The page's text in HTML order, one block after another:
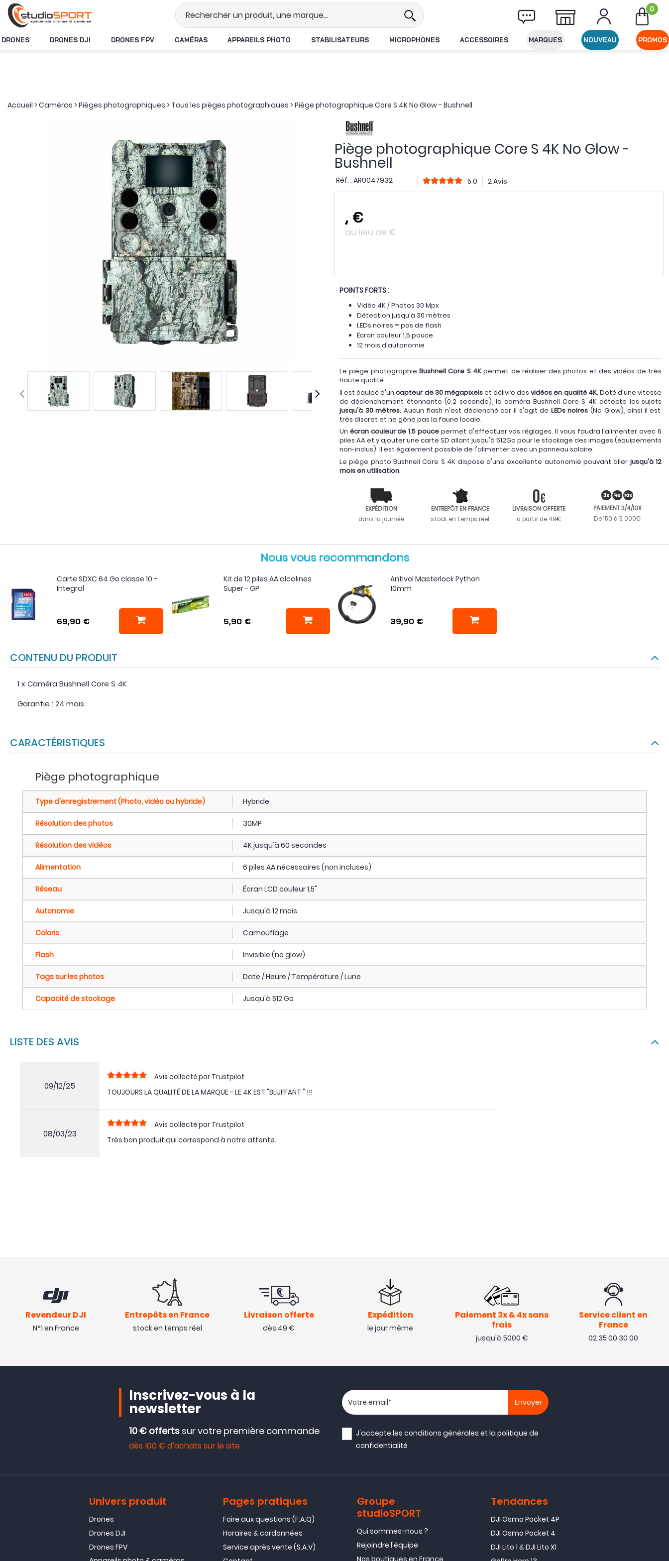
Stock en temps réel Livraison offerte dès 49€ d'achat 0
DRONES DRONES DJI DRONES FPV CAMÉRAS APPAREILS PHOTO STABILISATEURS MICROPHONES ACCESSOIRES MARQUES NOUVEAU PROMOS
Accueil >Caméras >Pièges photographiques > Tous les pièges photographiques >Piège photographique Core S 4K No Glow - Bushnell
Piège photographique Core S 4K No Glow -
Bushnell
Réf. : AR0047932 5.0 2 Avis
, €
au lieu de €
POINTS FORTS :
Vidéo 4K / Photos 30 Mpx
Détection jusqu'à 30 mètres
LEDs noires = pas de flash
Écran couleur 1,5 pouce
12 mois d'autonomie
Le piège photographie Bushnell Core S 4Kpermet de réaliser des photos et des vidéos de très
haute qualité.
Il est équipé d'uncapteur de 30 mégapixelset délivre desvidéos en qualité 4K. Doté d'une vitesse
de déclenchement étonnante (0,2 seconde), la caméra Bushnell Core S 4K détecte les sujets
jusqu'à 30 mètres. Aucun flash n'est déclenché car il s'agit de LEDs noires (No Glow), ainsi il est
très discret et ne gêne pas la faune locale.
Un écran couleur de 1,5 pouce permet d'effectuer vos réglages. Il vous faudra l'alimenter avec 6
piles AA et y ajouter une carte SD allant jusqu'à 512Go pour le stockage des images (équipements
non-inclus). Il est également possible de l'alimenter avec un panneau solaire.
Le piège photo Bushnell Core S 4K dispose d'une excellente autonomie pouvant aller jusqu'à 12
mois en utilisation.
EXPÉDITION
dans la journée
ENTREPÔT EN FRANCE
stock en temps réel
LIVRAISON OFFERTE
à partir de 49€
PAIEMENT 3/4/10X
De 150 à 5 000€
Nous vous recommandons
Carte SDXC 64 Go classe 10 -
Integral
69,90 €
Kit de 12 piles AA alcalines
Super - GP
5,90 €
Antivol Masterlock Python
10mm
39,90 €
CONTENU DU PRODUIT
1 x Caméra Bushnell Core S 4K
Garantie : 24 mois
CARACTÉRISTIQUES
Piège photographique
Type d'enregistrement (Photo, vidéo ou hybride) Hybride
Résolution des photos 30MP
Résolution des vidéos 4K jusqu'à 60 secondes
Alimentation 6 piles AA nécessaires (non incluses)
Réseau Écran LCD couleur 1,5"
Autonomie Jusqu'à 12 mois
Coloris Camouflage
Flash Invisible (no glow)
Tags sur les photos Date / Heure / Température / Lune
Capacité de stockage Jusqu'à 512 Go
LISTE DES AVIS
09/12/25
Avis collecté par Trustpilot
TOUJOURS LA QUALITÉ DE LA MARQUE - LE 4K EST "BLUFFANT " !!!
08/03/23
Avis collecté par Trustpilot
Très bon produit qui correspond à notre attente.
Revendeur DJI
N°1 en France
Entrepôts en France
stock en temps réel
Livraison offerte
dès 49 €
Expédition
le jour même
Paiement 3x & 4x sans
frais
jusqu'à 5000 €
Service client en
France
02 35 00 30 00
Inscrivez-vous à la
newsletter
10 € offerts sur votre première commande
dès 100 € d’achats sur le site
Votre adresse email
J'accepte lesconditions générales et lapolitique de
confidentialité
Univers produit
Drones
Drones DJI
Drones FPV
Pages pratiques
Foire aux questions (F.A.Q)
Horaires & cordonnées
Service après vente (S.A.V)
Groupe
studioSPORT
Qui sommes-nous ?
Rejoindre l'équipe
Nos boutiques en France
Tendances
DJI Osmo Pocket 4P
DJI Osmo Pocket 4
DJI Lito 1 & DJI Lito X1